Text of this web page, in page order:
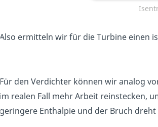
Also ermitteln wir für die Turbine einen
Für den Verdichter können wir analog
im realen Fall mehr Arbeit reinstecken,
geringere Enthalpie und der Bruch